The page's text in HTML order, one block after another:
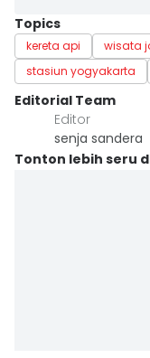
Topics
kereta api wisata
stasiun yogyakarta
Editorial Team
Editor
senja sandera
Tonton lebih seru